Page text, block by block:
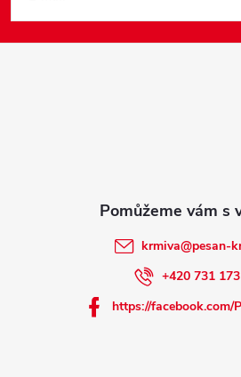
y
p
krmiva@pesan-
+420 731
https://facebook.com/